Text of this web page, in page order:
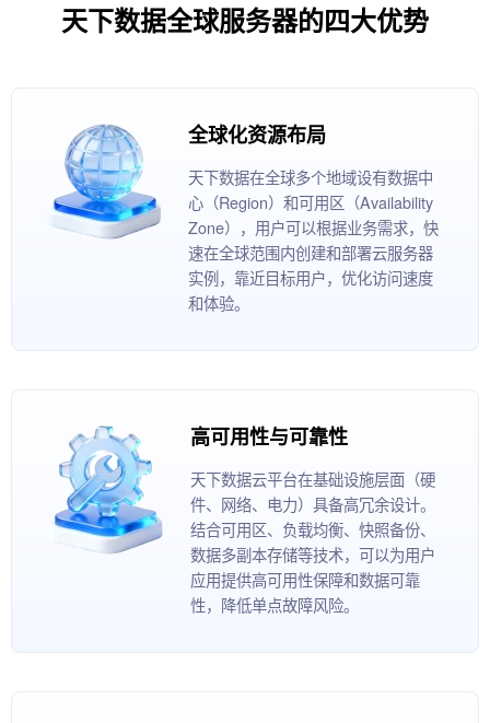
天下数据全球服务器的四大优势
全球化资源布局
天下数据在全球多个地域设有数据中
心（Region）和可用区（Availability
Zone），用户可以根据业务需求，快
速在全球范围内创建和部署云服务器
实例，靠近目标用户，优化访问速度
和体验。
高可用性与可靠性
天下数据云平台在基础设施层面（硬
件、网络、电力）具备高冗余设计。
结合可用区、负载均衡、快照备份、
数据多副本存储等技术，可以为用户
应用提供高可用性保障和数据可靠
性，降低单点故障风险。